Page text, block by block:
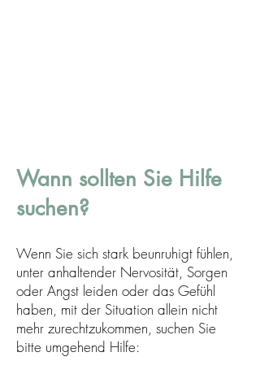
Wann sollten Sie Hilfe
suchen?
Wenn Sie sich stark beunruhigt fühlen,
unter anhaltender Nervosität, Sorgen
oder Angst leiden oder das Gefühl
haben, mit der Situation allein nicht
mehr zurechtzukommen, suchen Sie
bitte umgehend Hilfe: